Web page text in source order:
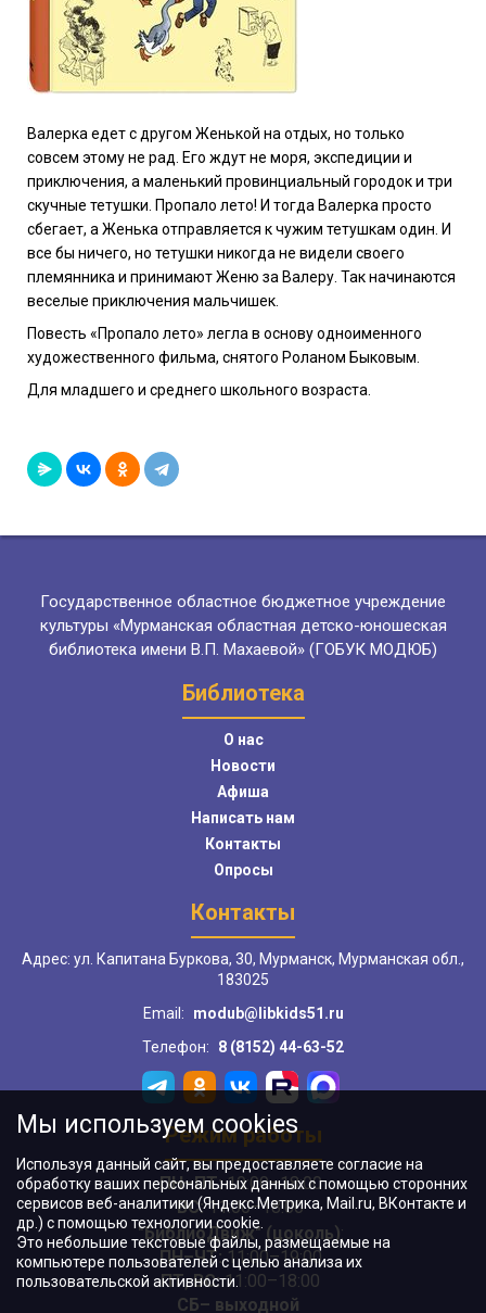
Валерка едет с другом Женькой на отдых, но только
совсем этому не рад. Его ждут не моря, экспедиции и
приключения, а маленький провинциальный городок и три
скучные тетушки. Пропало лето! И тогда Валерка просто
сбегает, а Женька отправляется к чужим тетушкам один. И
все бы ничего, но тетушки никогда не видели своего
племянника и принимают Женю за Валеру. Так начинаются
веселые приключения мальчишек.
Повесть «Пропало лето» легла в основу одноименного
художественного фильма, снятого Роланом Быковым.
Для младшего и среднего школьного возраста.
Государственное областное бюджетное учреждение
культуры «Мурманская областная детско-юношеская
библиотека имени В.П. Махаевой» (ГОБУК МОДЮБ)
Библиотека
О нас
Новости
Афиша
Написать нам
Контакты
Опросы
Контакты
Адрес: ул. Капитана Буркова, 30, Мурманск, Мурманская обл.,
183025
Email:
modub@libkids51.ru
Телефон:
8 (8152) 44-63-52
Режим работы
ПН–ПТ:10:00–18:00
ВС:11:00–18:00
"БиблиоДвиж" (цоколь):
ПН–ЧТ:11:00–19:00
ПТ, ВС:11:00–18:00
СБ– выходной
Мы используем cookies
Используя данный сайт, вы предоставляете согласие на
обработку ваших персональных данных с помощью сторонних
сервисов веб-аналитики (Яндекс.Метрика, Mail.ru, ВКонтакте и
др.) с помощью технологии cookie.
Это небольшие текстовые файлы, размещаемые на
компьютере пользователей с целью анализа их
пользовательской активности.